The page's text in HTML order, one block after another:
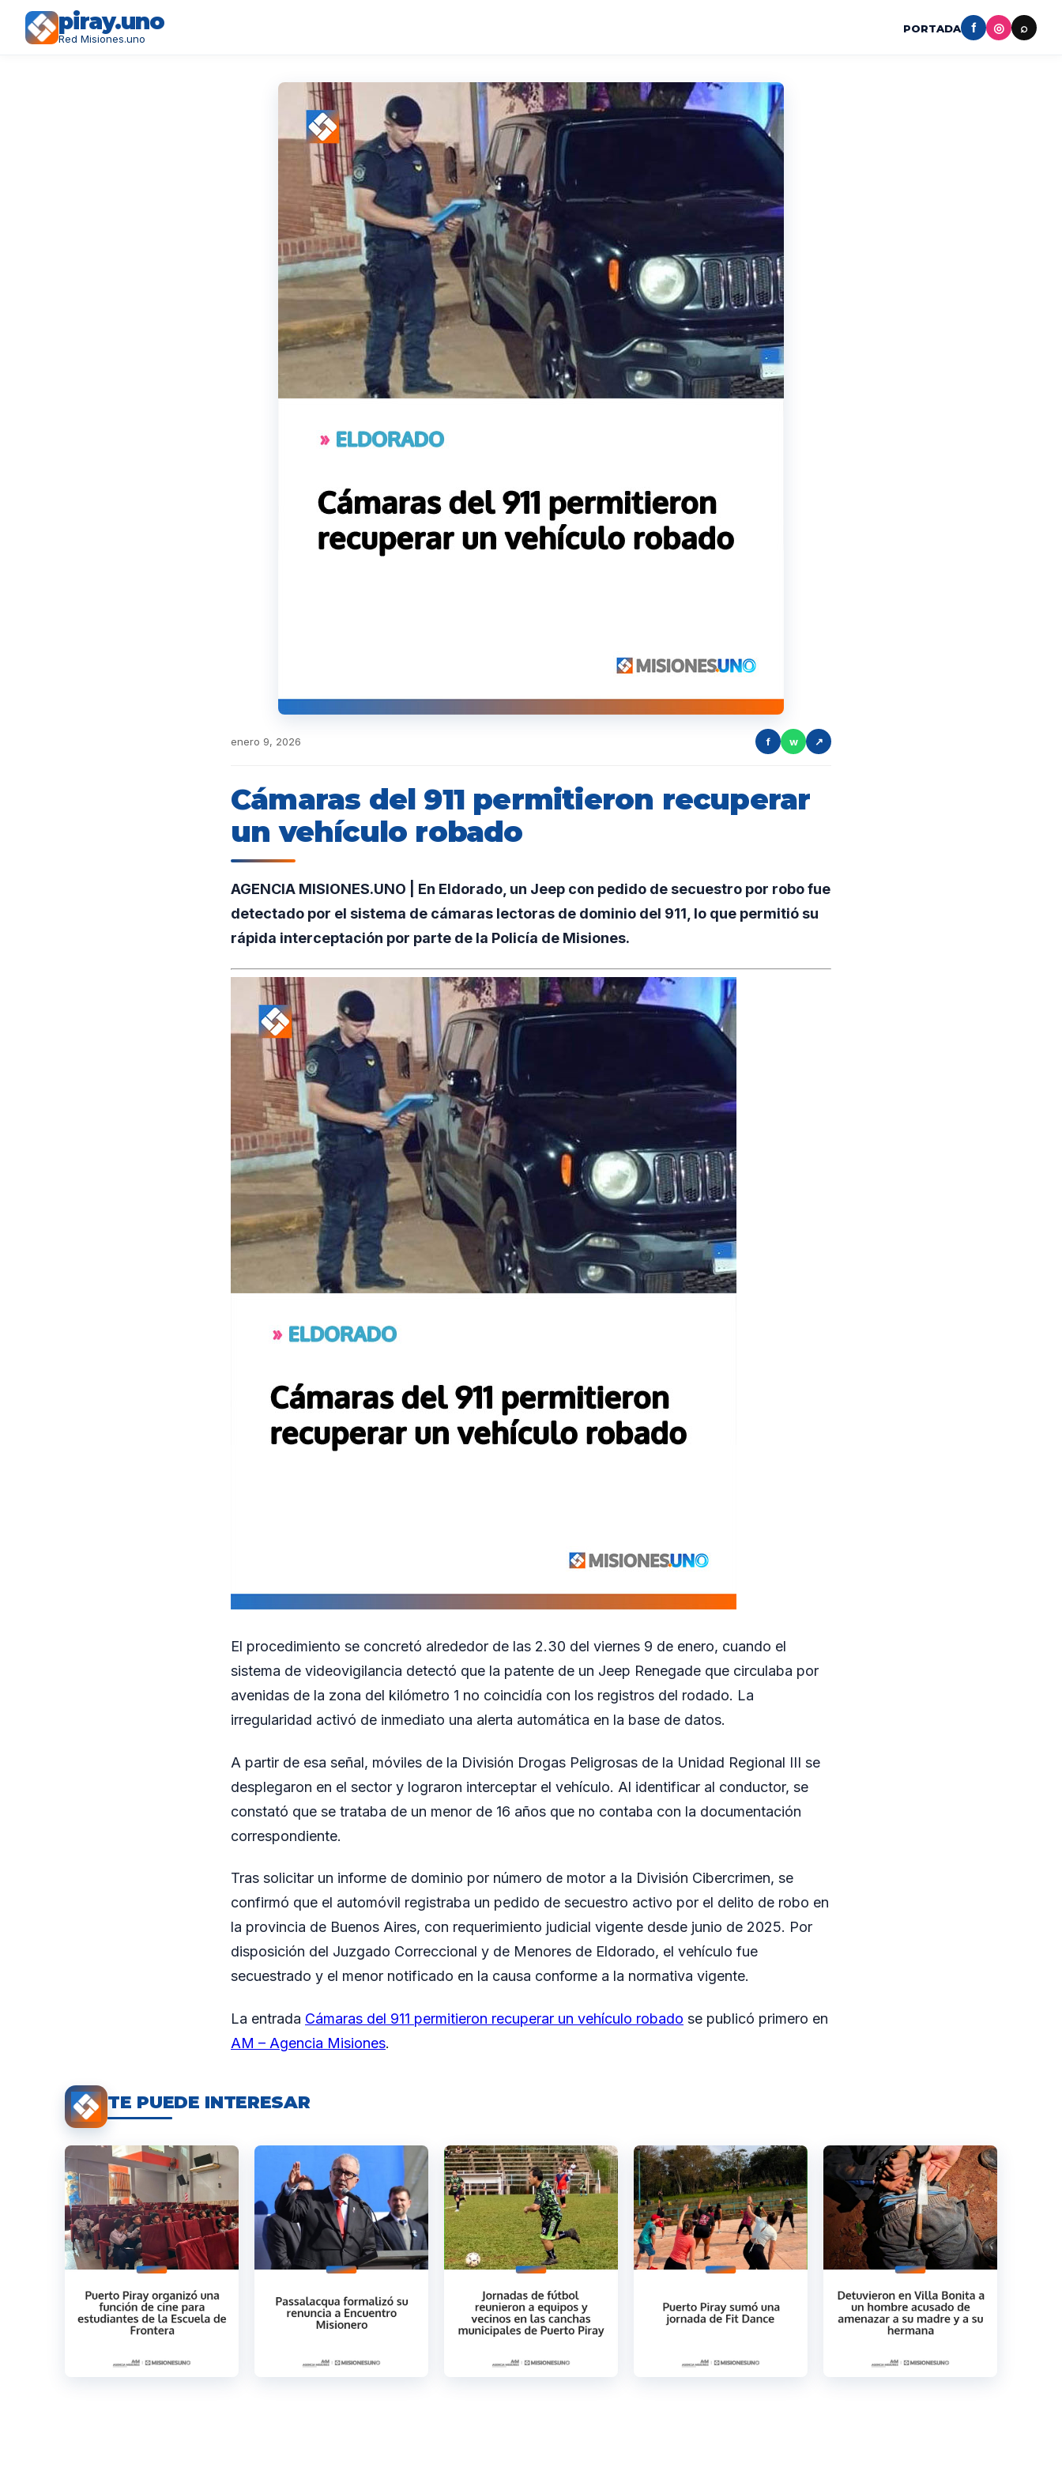
piray.uno
Red Misiones.uno
PORTADA f ◎ ⌕
enero 9, 2026 f w ↗
Cámaras del 911 permitieron recuperar
un vehículo robado
AGENCIA MISIONES.UNO | En Eldorado, un Jeep con pedido de secuestro por robo fue
detectado por el sistema de cámaras lectoras de dominio del 911, lo que permitió su
rápida interceptación por parte de la Policía de Misiones.
El procedimiento se concretó alrededor de las 2.30 del viernes 9 de enero, cuando el
sistema de videovigilancia detectó que la patente de un Jeep Renegade que circulaba por
avenidas de la zona del kilómetro 1 no coincidía con los registros del rodado. La
irregularidad activó de inmediato una alerta automática en la base de datos.
A partir de esa señal, móviles de la División Drogas Peligrosas de la Unidad Regional III se
desplegaron en el sector y lograron interceptar el vehículo. Al identificar al conductor, se
constató que se trataba de un menor de 16 años que no contaba con la documentación
correspondiente.
Tras solicitar un informe de dominio por número de motor a la División Cibercrimen, se
confirmó que el automóvil registraba un pedido de secuestro activo por el delito de robo en
la provincia de Buenos Aires, con requerimiento judicial vigente desde junio de 2025. Por
disposición del Juzgado Correccional y de Menores de Eldorado, el vehículo fue
secuestrado y el menor notificado en la causa conforme a la normativa vigente.
La entrada Cámaras del 911 permitieron recuperar un vehículo robado se publicó primero en
AM – Agencia Misiones.
TE PUEDE INTERESAR